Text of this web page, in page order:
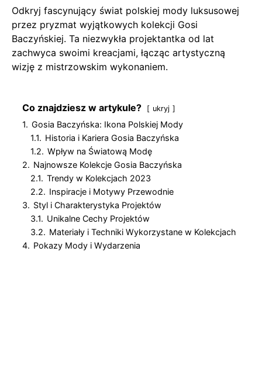
Odkryj fascynujący świat polskiej mody luksusowej
przez pryzmat wyjątkowych kolekcji Gosi
Baczyńskiej. Ta niezwykła projektantka od lat
zachwyca swoimi kreacjami, łącząc artystyczną
wizję z mistrzowskim wykonaniem.
Co znajdziesz w artykule? ukryj
1. Gosia Baczyńska: Ikona Polskiej Mody
1.1. Historia i Kariera Gosia Baczyńska
1.2. Wpływ na Światową Modę
2. Najnowsze Kolekcje Gosia Baczyńska
2.1. Trendy w Kolekcjach 2023
2.2. Inspiracje i Motywy Przewodnie
3. Styl i Charakterystyka Projektów
3.1. Unikalne Cechy Projektów
3.2. Materiały i Techniki Wykorzystane w Kolekcjach
4. Pokazy Mody i Wydarzenia